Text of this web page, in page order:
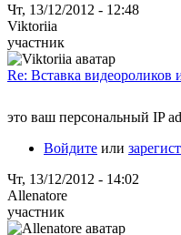
Чт, 13/12/2012 - 12:48
Viktoriia
участник
Re: Вставка видеороликов
это ваш персональный IP
Войдите или
Чт, 13/12/2012 - 14:02
Allenatore
участник